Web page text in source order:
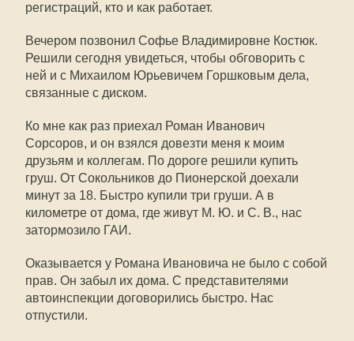
регистраций, кто и как работает.
Вечером позвонил Софье Владимировне Костюк.
Решили сегодня увидеться, чтобы обговорить с
ней и с Михаилом Юрьевичем Горшковым дела,
связанные с диском.
Ко мне как раз приехал Роман Иванович
Сорсоров, и он взялся довезти меня к моим
друзьям и коллегам. По дороге решили купить
груш. От Сокольников до Пионерской доехали
минут за 18. Быстро купили три груши. А в
километре от дома, где живут М. Ю. и С. В., нас
затормозило ГАИ.
Оказывается у Романа Ивановича не было с собой
прав. Он забыл их дома. С представителями
автоинспекции договорились быстро. Нас
отпустили.